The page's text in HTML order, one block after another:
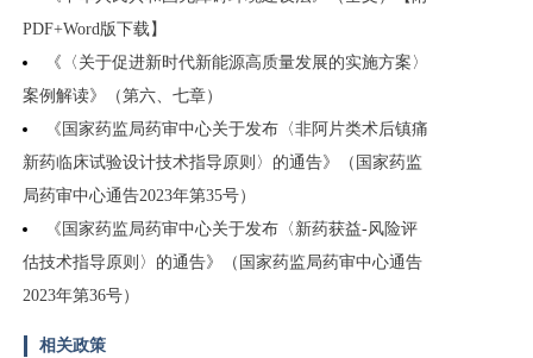
PDF+Word版下载】
《〈关于促进新时代新能源高质量发展的实施方案〉
案例解读》（第六、七章）
《国家药监局药审中心关于发布〈非阿片类术后镇痛
新药临床试验设计技术指导原则〉的通告》（国家药监
局药审中心通告2023年第35号）
《国家药监局药审中心关于发布〈新药获益-风险评
估技术指导原则〉的通告》（国家药监局药审中心通告
2023年第36号）
相关政策